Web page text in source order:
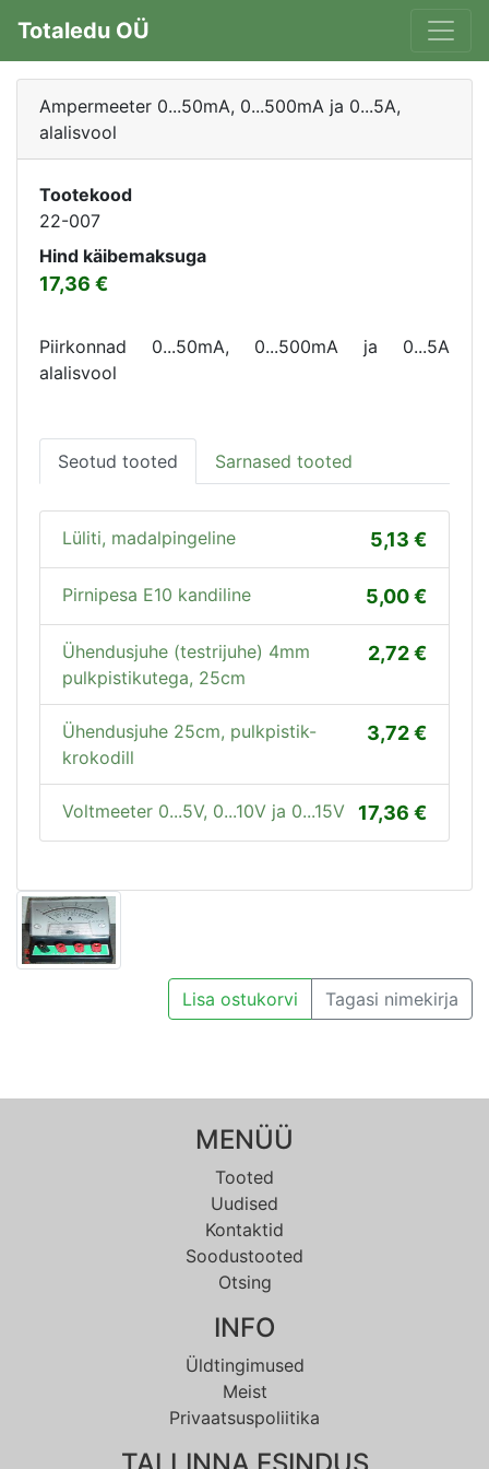
Totaledu OÜ
Ampermeeter 0...50mA, 0...500mA ja 0...5A,
alalisvool
Tootekood
22-007
Hind käibemaksuga
17,36
Piirkonnad 0...50mA, 0...500mA ja 0...5A
alalisvool
Seotud tooted Sarnased tooted
5,13
Lüliti, madalpingeline
5,00
Pirnipesa E10 kandiline
2,72
Ühendusjuhe (testrijuhe) 4mm
pulkpistikutega, 25cm
3,72
Ühendusjuhe 25cm, pulkpistik-
krokodill
17,36
Voltmeeter 0...5V, 0...10V ja 0...15V
Lisa ostukorvi Tagasi nimekirja
MENÜÜ
Tooted
Uudised
Kontaktid
Soodustooted
Otsing
INFO
Üldtingimused
Meist
Privaatsuspoliitika